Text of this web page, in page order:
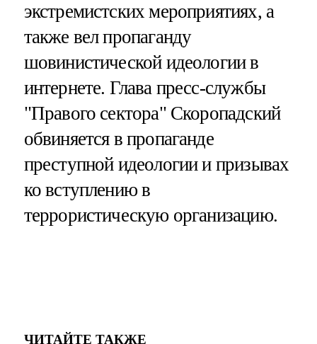
экстремистских мероприятиях, а
также вел пропаганду
шовинистической идеологии в
интернете. Глава пресс-службы
"Правого сектора" Скоропадский
обвиняется в пропаганде
преступной идеологии и призывах
ко вступлению в
террористическую организацию.
ЧИТАЙТЕ ТАКЖЕ